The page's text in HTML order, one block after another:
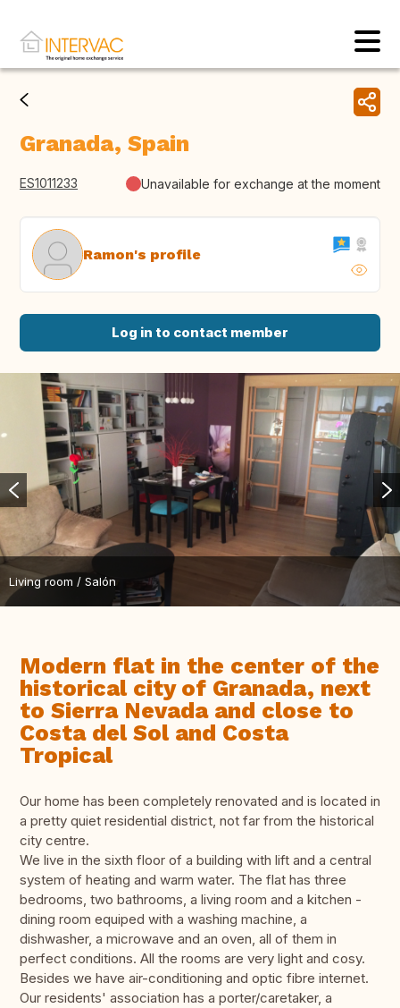
Granada, Spain
ES1011233 Unavailable for exchange at the moment
Ramon's profile
Log in to contact member
Living room / Salón
Modern flat in the center of the
historical city of Granada, next
to Sierra Nevada and close to
Costa del Sol and Costa
Tropical
Our home has been completely renovated and is located in
a pretty quiet residential district, not far from the historical
city centre.
We live in the sixth floor of a building with lift and a central
system of heating and warm water. The flat has three
bedrooms, two bathrooms, a living room and a kitchen -
dining room equiped with a washing machine, a
dishwasher, a microwave and an oven, all of them in
perfect conditions. All the rooms are very light and cosy.
Besides we have air-conditioning and optic fibre internet.
Our residents' association has a porter/caretaker, a